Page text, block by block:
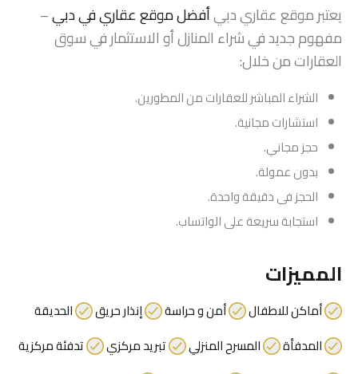
يعتبر موقع عقاري دبيأفضل موقع عقاري في دبي–
مفهوم جديد في شراء المنازل أو الاستثمار في سوق
العقارات من خلال:
الشراء المباشر للعقارات من المطورين.
استشارات مجانية.
حجز مجاني.
بدون عمولة.
الحجز فى دقيقة واحدة.
استجابة سريعة على الواتساب.
المميزات
أماكن للاطفال أمن و حراسة إنذار حريق
الحديقة
المدفأة
المسرح المنزلي تبريد مركزي
تدفئة مركزية